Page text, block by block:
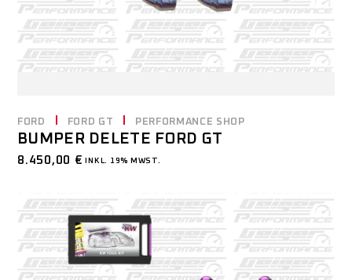
FORD FORD GT PERFORMANCE SHOP
BUMPER DELETE FORD GT
8.450,00 € INKL. 19% MWST.